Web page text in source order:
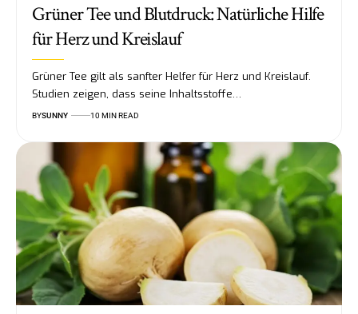
Grüner Tee und Blutdruck: Natürliche Hilfe
für Herz und Kreislauf
Grüner Tee gilt als sanfter Helfer für Herz und Kreislauf.
Studien zeigen, dass seine Inhaltsstoffe…
BYSUNNY 10 MIN READ